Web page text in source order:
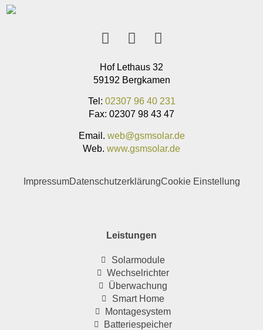
Hof Lethaus 32
59192 Bergkamen
Tel: 02307 96 40 231
Fax: 02307 98 43 47
Email. web@gsmsolar.de
Web. www.gsmsolar.de
ImpressumDatenschutzerklärungCookie Einstellung
Leistungen
Solarmodule
Wechselrichter
Überwachung
Smart Home
Montagesystem
Batteriespeicher